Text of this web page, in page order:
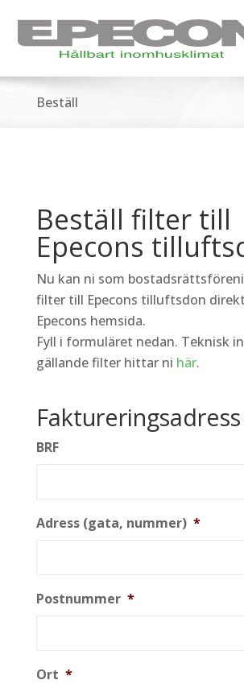
Beställ
Beställ filter till
Epecons
Nu kan ni som
filter till Epecons tilluftsdon
Epecons hemsida.
Fyll i formuläret nedan. Teknisk
gällande filter hittar ni här.
Faktureringsadress
BRF
Adress (gata, nummer) *
Postnummer *
Ort *